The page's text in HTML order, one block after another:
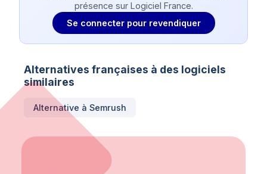
présence sur Logiciel France.
Se connecter pour revendiquer
Alternatives françaises à des logiciels
similaires
Alternative à Semrush